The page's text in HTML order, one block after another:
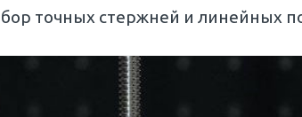
точных стержней и линейных